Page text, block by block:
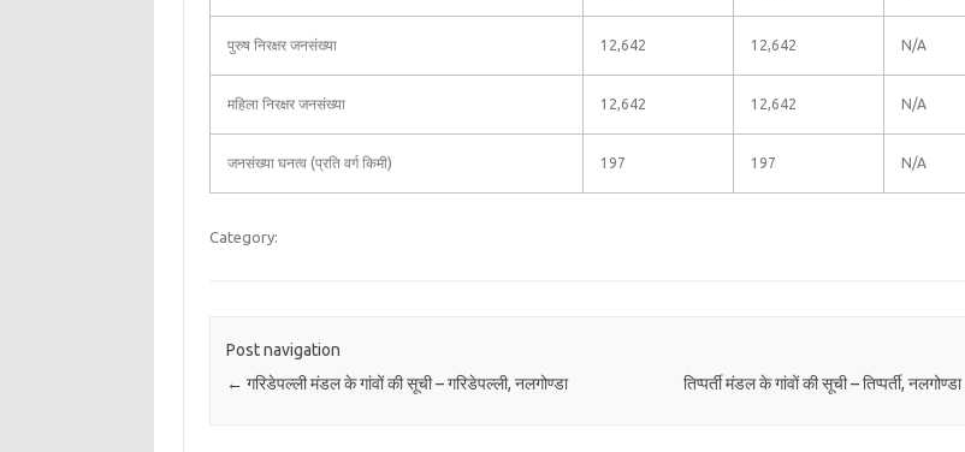
पुरुष निरक्षर जनसंख्या 12,642 12,642 N/A
महिला निरक्षर जनसंख्या 12,642 12,642 N/A
जनसंख्या घनत्व (प्रति वर्ग किमी) 197 197 N/A
Category:
Post navigation
← गरिडेपल्ली मंडल के गांवों की सूची – गरिडेपल्ली, नलगोण्डा तिप्पर्ती मंडल के गांवों की सूची – तिप्पर्ती, नलगोण्डा